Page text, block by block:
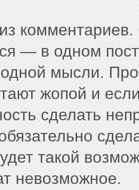
комментариев.
— в одном
мысли.
жопой и
сделать
такой
невозможное.